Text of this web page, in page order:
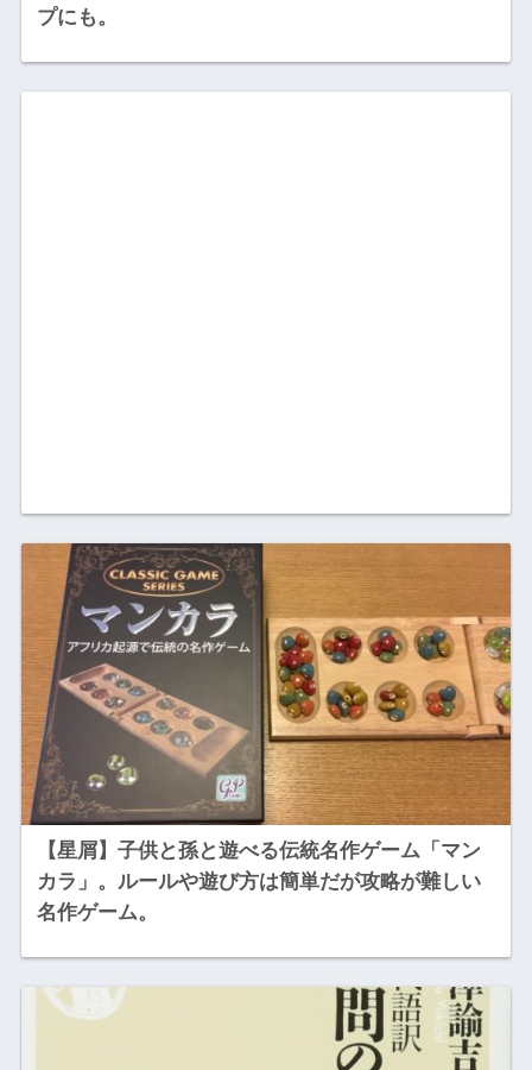
プにも。
【星屑】子供と孫と遊べる伝統名作ゲーム「マン
カラ」。ルールや遊び方は簡単だが攻略が難しい
名作ゲーム。